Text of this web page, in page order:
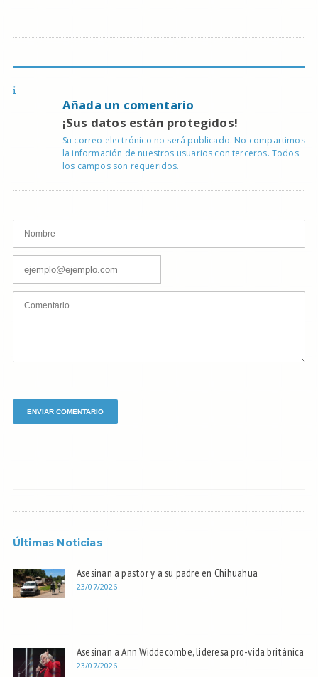
Añada un comentario
¡Sus datos están protegidos!
Su correo electrónico no será publicado. No compartimos
la información de nuestros usuarios con terceros. Todos
los campos son requeridos.
Últimas Noticias
Asesinan a pastor y a su padre en Chihuahua
23/07/2026
Asesinan a Ann Widdecombe, lideresa pro-vida británica
23/07/2026